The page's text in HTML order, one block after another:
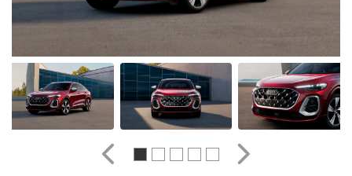
Anterior Próximo